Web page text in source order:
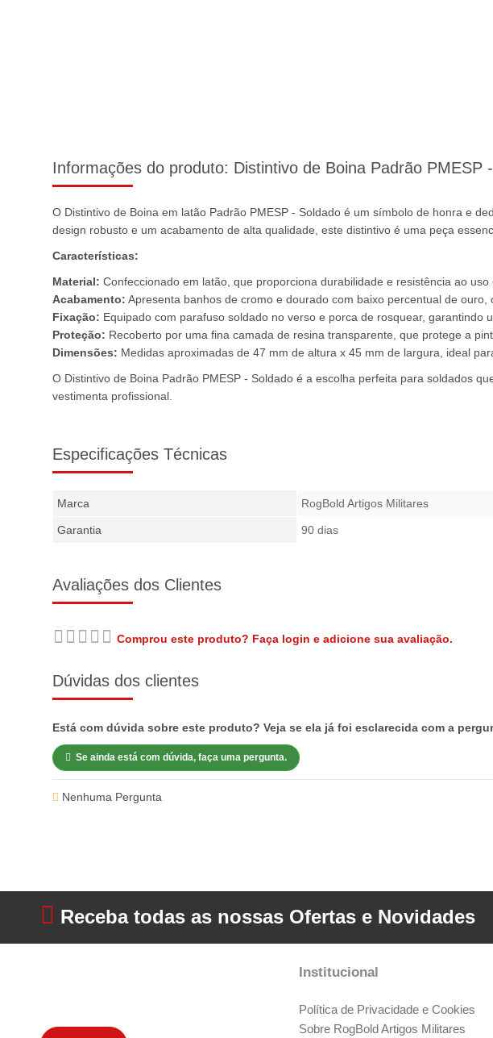
Informações do produto: Distintivo de Boina Padrão PMESP
O Distintivo de Boina em latão Padrão PMESP - Soldado é um símbolo de honra e
design robusto e um acabamento de alta qualidade, este distintivo é uma peça
Características:
Material: Confeccionado em latão, que proporciona durabilidade e resistência ao uso
Acabamento: Apresenta banhos de cromo e dourado com baixo percentual de
Fixação: Equipado com parafuso soldado no verso e porca de rosquear, garantindo
Proteção: Recoberto por uma fina camada de resina transparente, que protege a
Dimensões: Medidas aproximadas de 47 mm de altura x 45 mm de largura, ideal
O Distintivo de Boina Padrão PMESP - Soldado é a escolha perfeita para soldados
vestimenta profissional.
Especificações Técnicas
Marca RogBold Artigos Militares
Garantia 90 dias
Avaliações dos Clientes
Comprou este produto? Faça login e adicione sua avaliação.
Dúvidas dos clientes
Está com dúvida sobre este produto? Veja se ela já foi esclarecida com a
Se ainda está com dúvida, faça uma pergunta.
Nenhuma Pergunta
Receba todas as nossas Ofertas e Novidades
Institucional
Política de Privacidade e Cookies
Sobre RogBold Artigos Militares